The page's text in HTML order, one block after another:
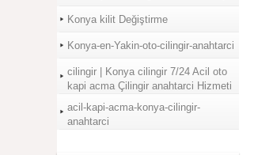
Konya kilit Değiştirme
Konya-en-Yakin-oto-cilingir-anahtarci
cilingir | Konya cilingir 7/24 Acil oto
kapi acma Çilingir anahtarci Hizmeti
acil-kapi-acma-konya-cilingir-
anahtarci